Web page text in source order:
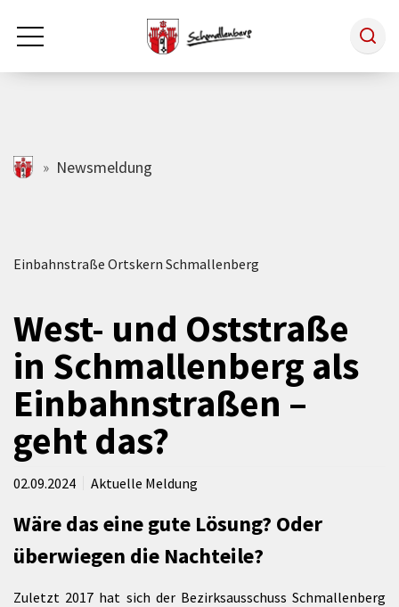
Zum Hauptinhalt springen
Rathaus & Politik
Tourismus
Freizeit & Kultur
Wirtschaft
schmallenberg.de
Newsmeldung
Einbahnstraße Ortskern Schmallenberg
West- und Oststraße
in Schmallenberg als
Einbahnstraßen –
geht das?
02.09.2024 Aktuelle Meldung
Wäre das eine gute Lösung? Oder
überwiegen die Nachteile?
Zuletzt 2017 hat sich der Bezirksausschuss Schmallenberg